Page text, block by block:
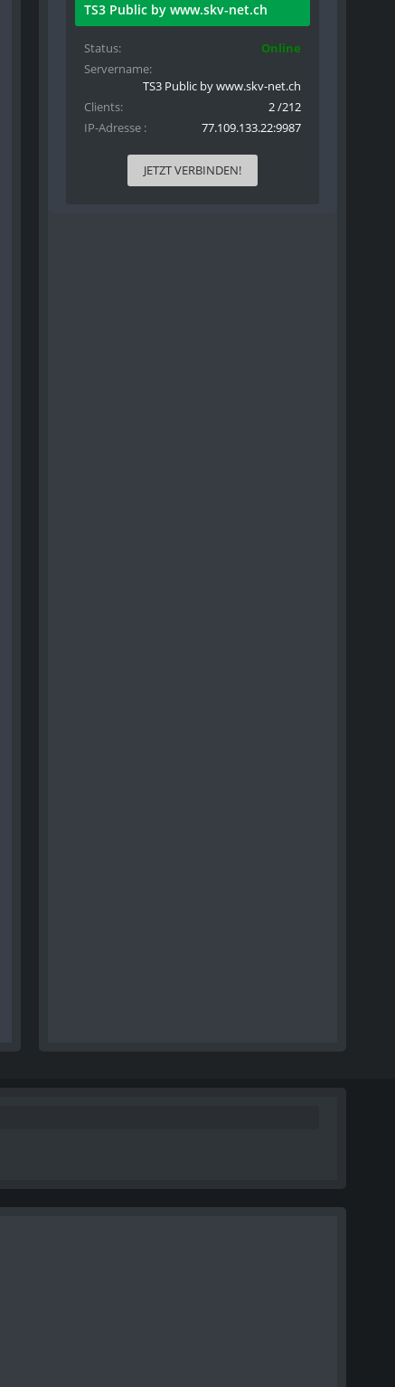
TS3 Public by www.skv-net.ch
Status
Online
Servername
TS3 Public by www.skv-net.ch
Clients
2 /212
IP-Adresse
77.109.133.22:9987
JETZT VERBINDEN!